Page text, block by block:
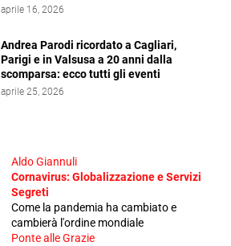
aprile 16, 2026
Andrea Parodi ricordato a Cagliari,
Parigi e in Valsusa a 20 anni dalla
scomparsa: ecco tutti gli eventi
aprile 25, 2026
Aldo Giannuli
Cornavirus: Globalizzazione e Servizi
Segreti
Come la pandemia ha cambiato e
cambierà l'ordine mondiale
Ponte alle Grazie